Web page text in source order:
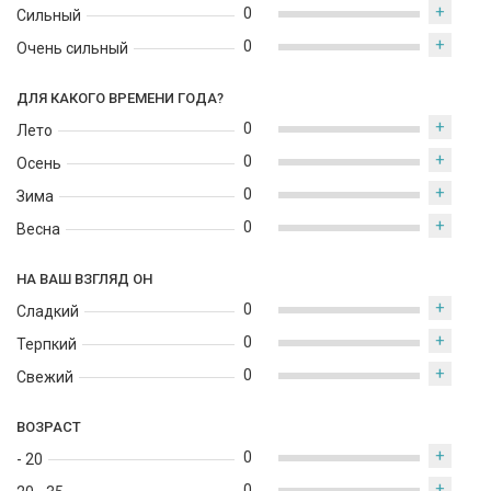
Сильный
Очень сильный
0 +
0 +
ДЛЯ КАКОГО ВРЕМЕНИ ГОДА?
Лето
Осень
Зима
Весна
0 +
0 +
0 +
0 +
НА ВАШ ВЗГЛЯД ОН
Сладкий
Терпкий
Свежий
0 +
0 +
0 +
ВОЗРАСТ
- 20
0 +